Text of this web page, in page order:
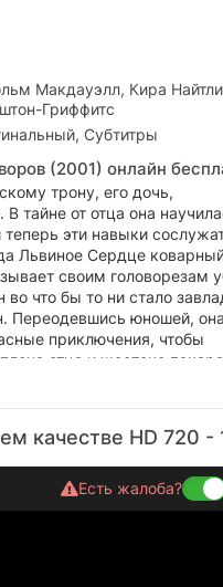
Макдауэлл, Кира
Гриффитс
Субтитры
(2001) онлайн
трону, его дочь,
тайне от отца она
эти навыки
Львиное Сердце
своим головорезам
что бы то ни стало
Переодевшись юношей, она
приключения, чтобы
отца и жестоко
качестве HD 720 -
Есть жалоба?